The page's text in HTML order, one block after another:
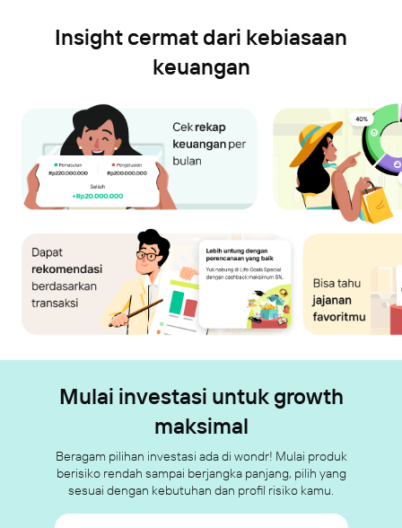
Insight cermat dari kebiasaan
keuangan
Mulai investasi untuk growth
maksimal
Beragam pilihan investasi ada di wondr! Mulai produk
berisiko rendah sampai berjangka panjang, pilih yang
sesuai dengan kebutuhan dan profil risiko kamu.